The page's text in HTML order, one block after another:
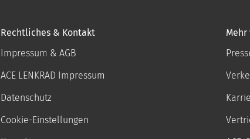
Rechtliches & Kontakt
Impressum & AGB
ACE LENKRAD Impressum
Datenschutz
Cookie-Einstellungen
Mehr